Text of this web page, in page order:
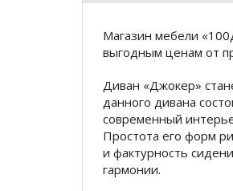
Магазин мебели
выгодным ценам от
Диван «Джокер»
данного дивана
современный
Простота его форм
и фактурность
гармонии.